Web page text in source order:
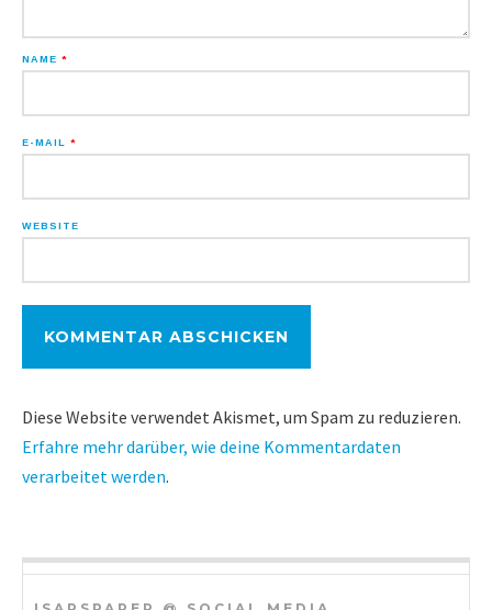
NAME *
E-MAIL *
WEBSITE
Diese Website verwendet Akismet, um Spam zu reduzieren.
Erfahre mehr darüber, wie deine Kommentardaten
verarbeitet werden.